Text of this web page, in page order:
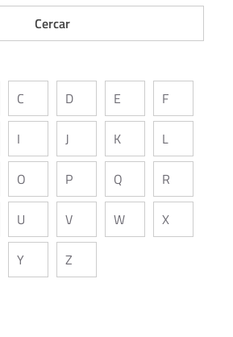
C D E F
I J K L
O P Q R
U V W X
Y Z